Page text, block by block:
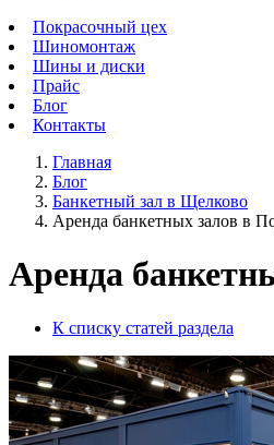
Покрасочный цех
Шиномонтаж
Шины и диски
Прайс
Блог
Контакты
Главная
Блог
Банкетный зал в Щелково
Аренда банкетных залов в
Аренда
К списку статей раздела